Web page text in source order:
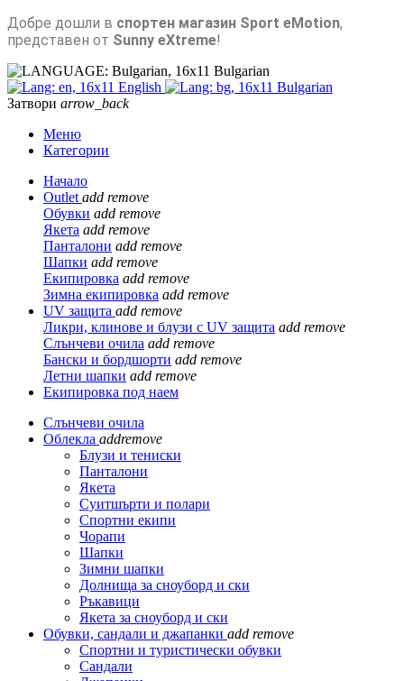
Добре дошли в спортен магазин Sport eMotion,
представен от Sunny eXtreme!
Bulgarian
English
Bulgarian
Затвори arrow_back
Меню
Категории
Начало
Outlet add remove
Обувки add remove
Якета add remove
Панталони add remove
Шапки add remove
Екипировка add remove
Зимна екипировка add remove
UV защита add remove
Ликри, клинове и блузи с UV защита add remove
Слънчеви очила add remove
Бански и бордшорти add remove
Летни шапки add remove
Екипировка под наем
Слънчеви очила
Облекла addremove
Блузи и тениски
Панталони
Якета
Суитшърти и полари
Спортни екипи
Чорапи
Шапки
Зимни шапки
Долнища за сноуборд и ски
Ръкавици
Якета за сноуборд и ски
Обувки, сандали и джапанки add remove
Спортни и туристически обувки
Сандали